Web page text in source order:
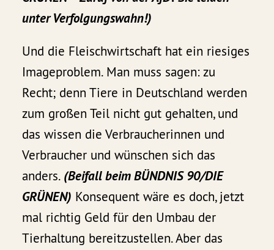
unter Verfolgungswahn!)
Und die Fleischwirtschaft hat ein riesiges
Imageproblem. Man muss sagen: zu
Recht; denn Tiere in Deutschland werden
zum großen Teil nicht gut gehalten, und
das wissen die Verbraucherinnen und
Verbraucher und wünschen sich das
anders. (Beifall beim BÜNDNIS 90/DIE
GRÜNEN) Konsequent wäre es doch, jetzt
mal richtig Geld für den Umbau der
Tierhaltung bereitzustellen. Aber das